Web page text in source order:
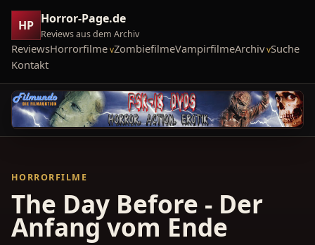
HP Horror-Page.de
Reviews aus dem Archiv
ReviewsHorrorfilme ZombiefilmeVampirfilmeArchiv Suche
Kontakt
HORRORFILME
The Day Before - Der
Anfang vom Ende